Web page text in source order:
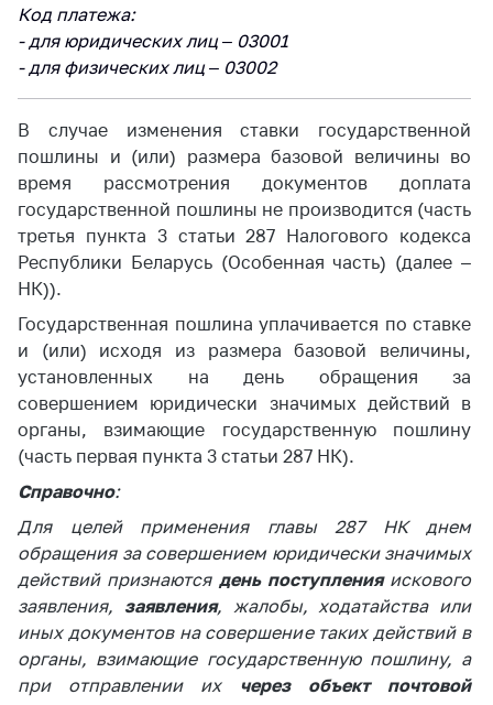
Решение Комиссии
по установлению
факта нарушения
(отсутствия)
нарушения
антимонопольного
законодательства
Предостережения и
предупреждения
Общественное
обсуждение
проектов
Маркировка
товаров
Упрощение условий
ведения бизнеса
Рекомендации по
предотвращению
COVID-19 для
субъектов торговли,
общественного
питания, бытового
обслуживания
Обучение по
вопросам
Код платежа:
- для юридических лиц – 03001
- для физических лиц – 03002
В случае изменения ставки государственной
пошлины и (или) размера базовой величины во
время рассмотрения документов доплата
государственной пошлины не производится (часть
третья пункта 3 статьи 287 Налогового кодекса
Республики Беларусь (Особенная часть) (далее –
НК)).
Государственная пошлина уплачивается по ставке
и (или) исходя из размера базовой величины,
установленных на день обращения за
совершением юридически значимых действий в
органы, взимающие государственную пошлину
(часть первая пункта 3 статьи 287 НК).
Справочно:
Для целей применения главы 287 НК днем
обращения за совершением юридически значимых
действий признаются день поступленияискового
заявления, заявления, жалобы, ходатайства или
иных документов на совершение таких действий в
органы, взимающие государственную пошлину, а
при отправлении их через объект почтовой